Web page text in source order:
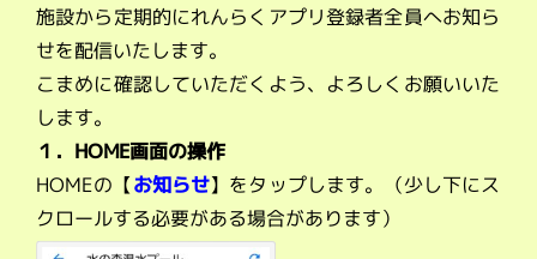
施設から定期的にれんらくアプリ登録者全員へお知ら
せを配信いたします。
こまめに確認していただくよう、よろしくお願いいた
します。
１．HOME画面の操作
HOMEの【お知らせ】をタップします。（少し下にス
クロールする必要がある場合があります）